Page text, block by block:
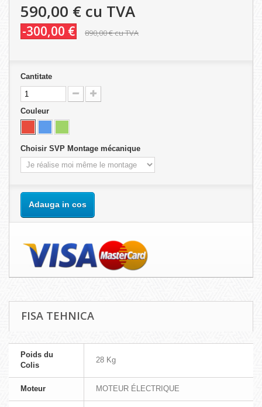
590,00 € cu TVA
-300,00 € 890,00 €cu TVA
Cantitate
Couleur
Choisir SVP Montage mécanique
Adauga in cos
FISA TEHNICA
Poids du
Colis
28 Kg
Moteur MOTEUR ÉLECTRIQUE